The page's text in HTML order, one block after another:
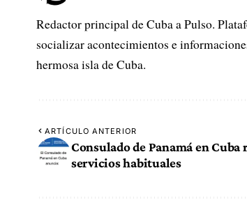
Redactor principal de Cuba a Pulso.
socializar acontecimientos e
hermosa isla de Cuba.
ARTÍCULO ANTERIOR
Consulado de Panamá en Cuba
servicios habituales